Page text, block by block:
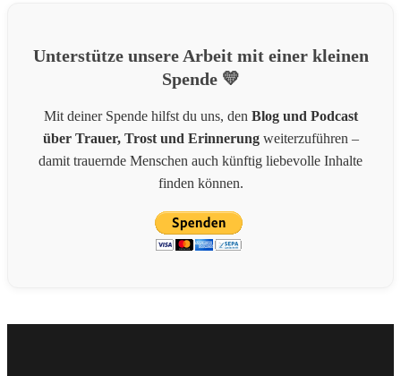
Unterstütze unsere Arbeit mit einer kleinen
Spende 💛
Mit deiner Spende hilfst du uns, den Blog und Podcast
über Trauer, Trost und Erinnerungweiterzuführen –
damit trauernde Menschen auch künftig liebevolle Inhalte
finden können.